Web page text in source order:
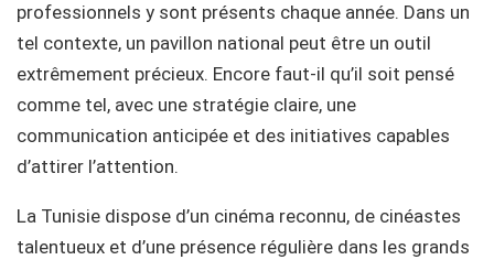
professionnels y sont présents chaque année. Dans un
tel contexte, un pavillon national peut être un outil
extrêmement précieux. Encore faut-il qu’il soit pensé
comme tel, avec une stratégie claire, une
communication anticipée et des initiatives capables
d’attirer l’attention.
La Tunisie dispose d’un cinéma reconnu, de cinéastes
talentueux et d’une présence régulière dans les grands